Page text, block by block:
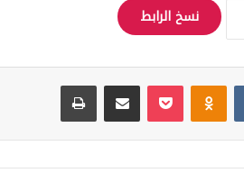
نسخ الرابط
Odnoklassniki
‫Pocket مشاركة عبر البريد طباعة